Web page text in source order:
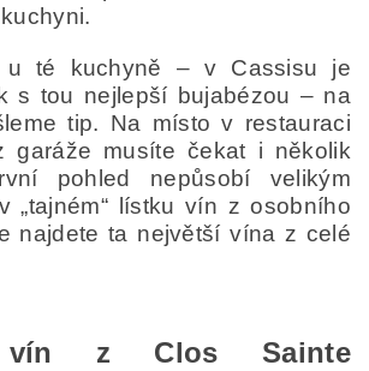
té kuchyně – v Cassisu je
s tou nejlepší bujabézou – na
tip. Na místo v restauraci
garáže musíte čekat i několik
pohled nepůsobí velikým
„tajném“ lístku vín z osobního
najdete ta největší vína z celé
vín z Clos Sainte